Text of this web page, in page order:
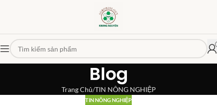
Blog
Trang Chủ TIN NÔNG NGHIỆP
TIN NÔNG NGHIỆP